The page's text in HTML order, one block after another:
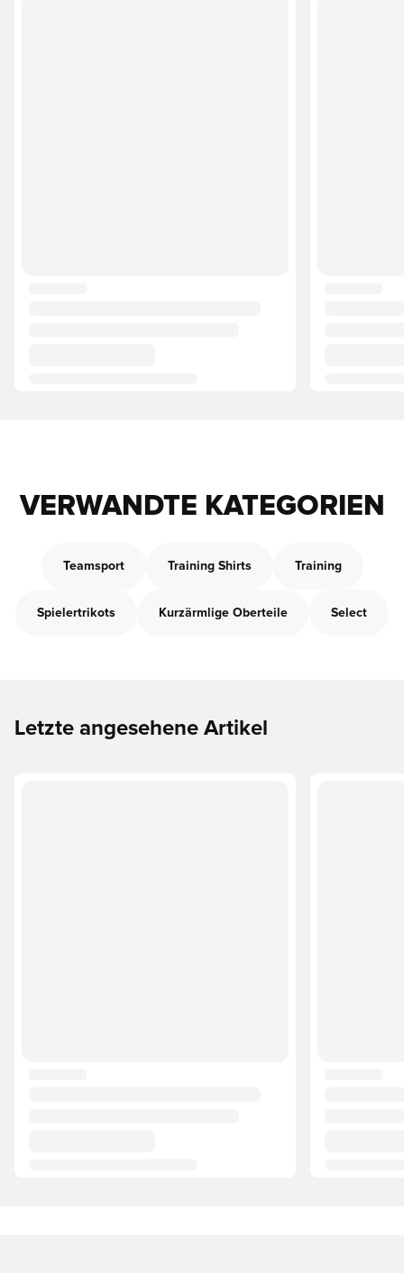
VERWANDTE KATEGORIEN
Teamsport Training Shirts Training
Spielertrikots Kurzärmlige Oberteile Select
Letzte angesehene Artikel